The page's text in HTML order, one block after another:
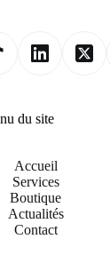
du site
Accueil
Services
Boutique
Actualités
Contact